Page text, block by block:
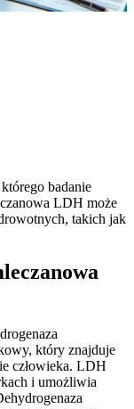
badanie
LDH może
takich jak
który znajduje
człowieka. LDH
i umożliwia